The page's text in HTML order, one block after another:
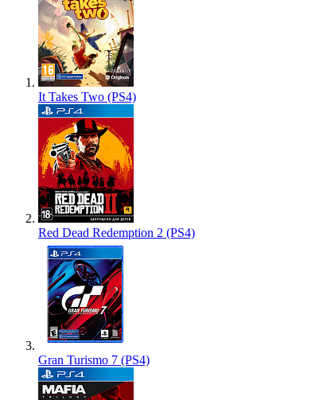
It Takes Two (PS4)
Red Dead Redemption 2 (PS4)
Gran Turismo 7 (PS4)